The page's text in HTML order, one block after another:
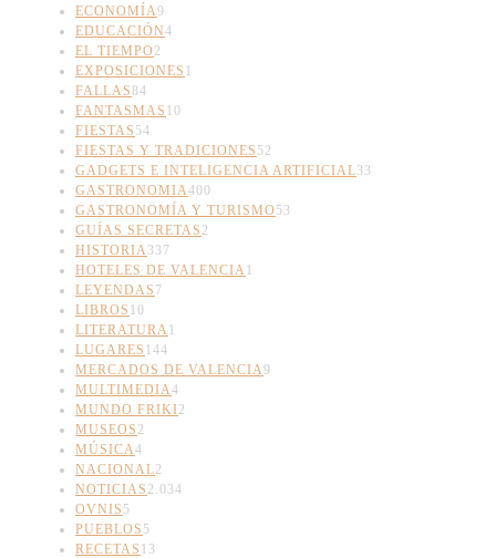
ECONOMÍA9
EDUCACIÓN4
EL TIEMPO 2
EXPOSICIONES 1
FALLAS84
FANTASMAS 10
FIESTAS 54
FIESTAS Y TRADICIONES 52
GADGETS E INTELIGENCIA ARTIFICIAL33
GASTRONOMIA400
GASTRONOMÍA Y TURISMO 53
GUÍAS SECRETAS 2
HISTORIA337
HOTELES DE VALENCIA1
LEYENDAS 7
LIBROS 10
LITERATURA1
LUGARES 144
MERCADOS DE VALENCIA9
MULTIMEDIA4
MUNDO FRIKI2
MUSEOS 2
MÚSICA4
NACIONAL2
NOTICIAS 2.034
OVNIS 5
PUEBLOS 5
RECETAS 13